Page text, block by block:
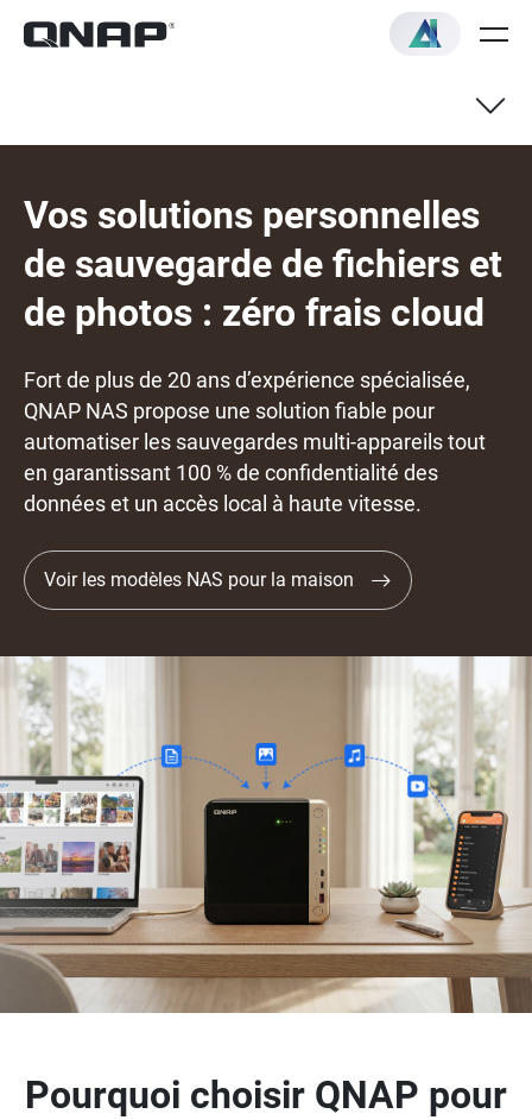
Vos solutions personnelles
de sauvegarde de fichiers et
de photos : zéro frais cloud
Fort de plus de 20 ans d’expérience spécialisée,
QNAP NAS propose une solution fiable pour
automatiser les sauvegardes multi-appareils tout
en garantissant 100 % de confidentialité des
données et un accès local à haute vitesse.
Voir les modèles NAS pour la maison
Pourquoi choisir QNAP pour